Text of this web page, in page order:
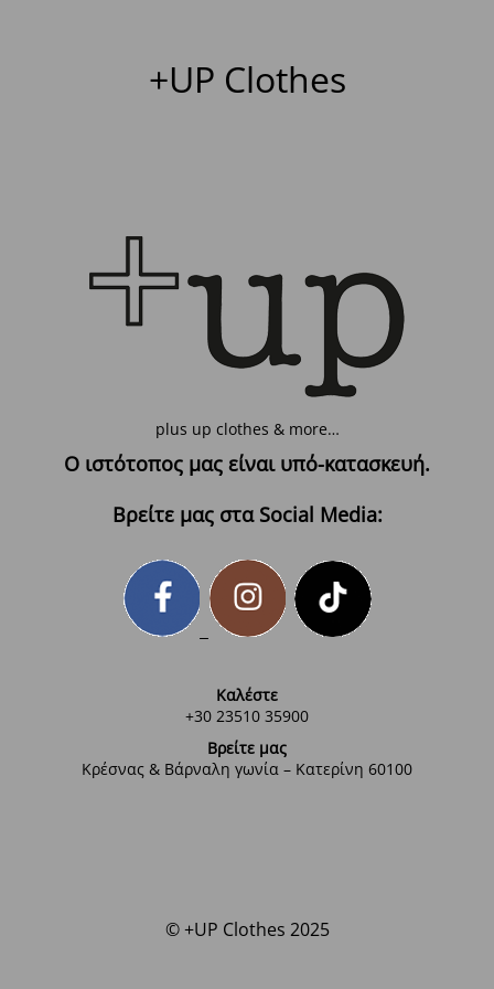
+UP Clothes
plus up clothes & more…
Ο ιστότοπος μας είναι υπό-κατασκευή.
Βρείτε μας στα Social Media:
Καλέστε
+30 23510 35900
Βρείτε μας
Κρέσνας & Βάρναλη γωνία – Κατερίνη 60100
© +UP Clothes 2025